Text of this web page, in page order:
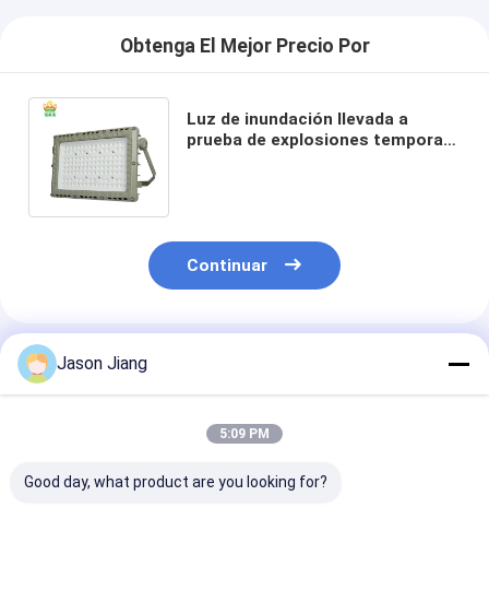
Obtenga El Mejor Precio Por
Luz de inundación llevada a
prueba de explosiones temporal
Continuar
Productos Recomendados
Jason Jiang
5:09 PM
Good day, what product are you looking for?